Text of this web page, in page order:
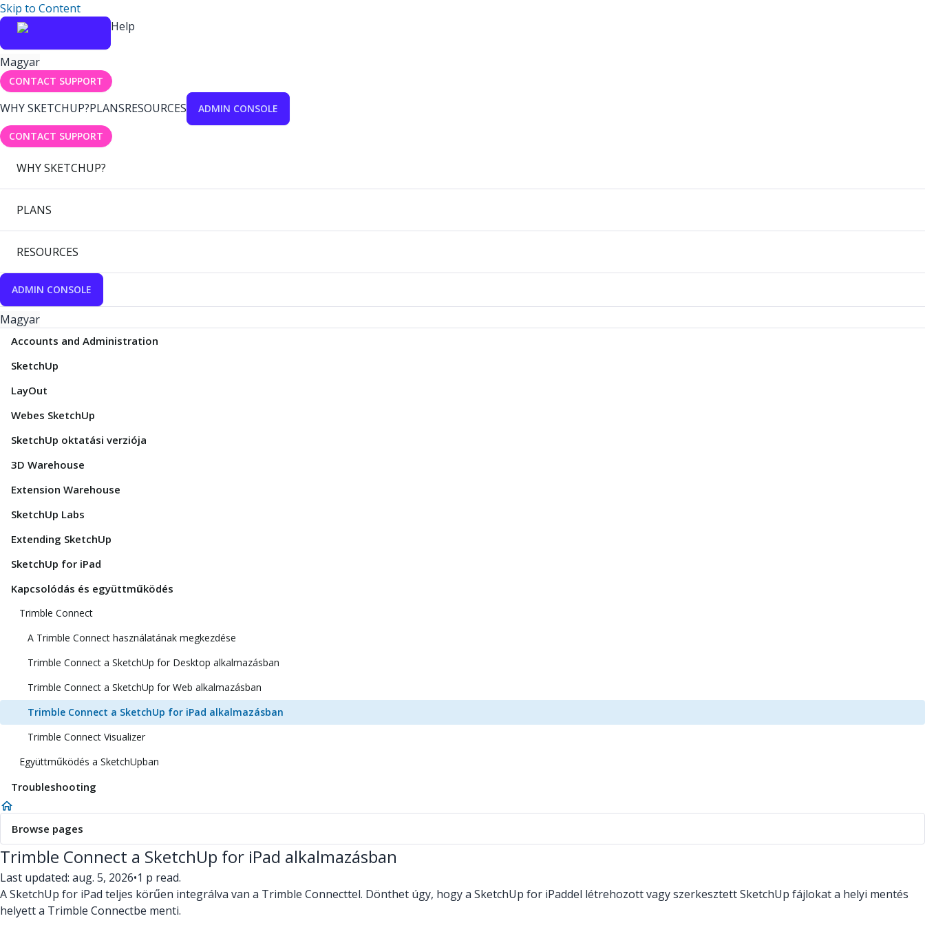
Skip to Content
Help
Magyar
CONTACT SUPPORT
WHY SKETCHUP?PLANSRESOURCES ADMIN CONSOLE
CONTACT SUPPORT
WHY SKETCHUP?
PLANS
RESOURCES
ADMIN CONSOLE
Magyar
Accounts and Administration
SketchUp
LayOut
Webes SketchUp
SketchUp oktatási verziója
3D Warehouse
Extension Warehouse
SketchUp Labs
Extending SketchUp
SketchUp for iPad
Kapcsolódás és együttműködés
Trimble Connect
A Trimble Connect használatának megkezdése
Trimble Connect a SketchUp for Desktop alkalmazásban
Trimble Connect a SketchUp for Web alkalmazásban
Trimble Connect a SketchUp for iPad alkalmazásban
Trimble Connect Visualizer
Együttműködés a SketchUpban
Troubleshooting
Browse pages
Trimble Connect a SketchUp for iPad alkalmazásban
Last updated: aug. 5, 2026•1 p read.
A SketchUp for iPad teljes körűen integrálva van a Trimble Connecttel. Dönthet úgy, hogy a SketchUp for iPaddel létrehozott vagy szerkesztett SketchUp fájlokat a helyi mentés
helyett a Trimble Connectbe menti.